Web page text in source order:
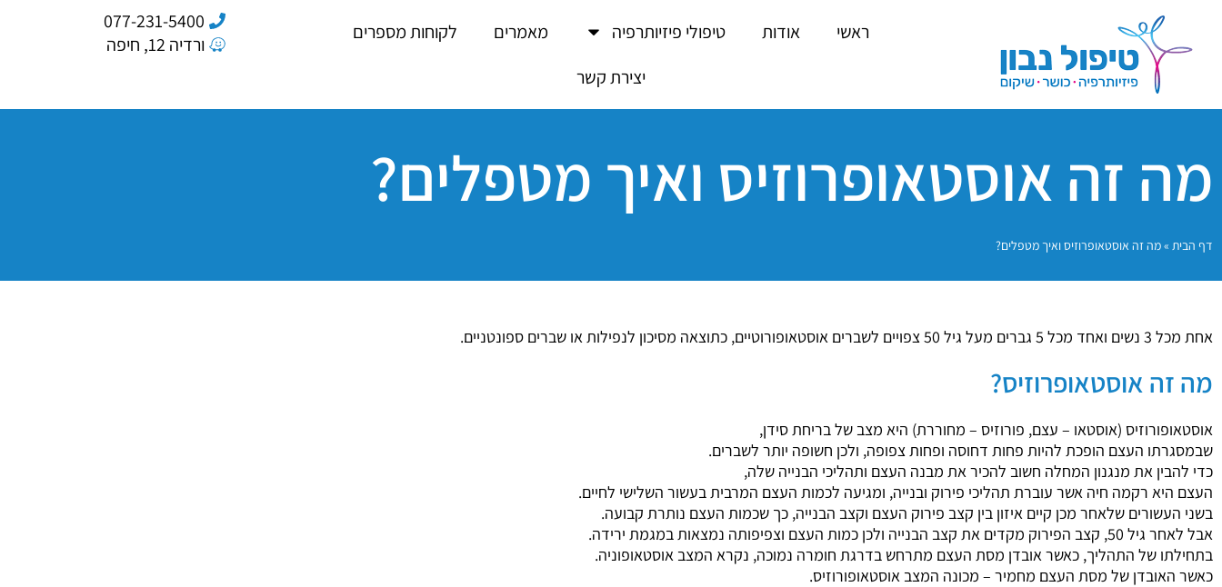
ראשי אודות טיפולי פיזיותרפיה מאמרים
לקוחות מספרים
יצירת קשר
077-231-5400
ורדיה 12, חיפה
מה זה אוסטאופרוזיס ואיך מטפלים?
דף הבית »מה זה אוסטאופרוזיס ואיך מטפלים?
אחת מכל 3 נשים ואחד מכל 5 גברים מעל גיל 50 צפויים לשברים אוסטאופורוטיים, כתוצאה מסיכון לנפילות או שברים ספונטניים.
מה זה אוסטאופרוזיס?
אוסטאופורוזיס (אוסטאו – עצם, פורוזיס – מחוררת) היא מצב של בריחת סידן,
שבמסגרתו העצם הופכת להיות פחות דחוסה ופחות צפופה, ולכן חשופה יותר לשברים.
כדי להבין את מנגנון המחלה חשוב להכיר את מבנה העצם ותהליכי הבנייה שלה,
העצם היא רקמה חיה אשר עוברת תהליכי פירוק ובנייה, ומגיעה לכמות העצם המרבית בעשור השלישי לחיים.
בשני העשורים שלאחר מכן קיים איזון בין קצב פירוק העצם וקצב הבנייה, כך שכמות העצם נותרת קבועה.
אבל לאחר גיל 50, קצב הפירוק מקדים את קצב הבנייה ולכן כמות העצם וצפיפותה נמצאות במגמת ירידה.
בתחילתו של התהליך, כאשר אובדן מסת העצם מתרחש בדרגת חומרה נמוכה, נקרא המצב אוסטאופוניה.
כאשר האובדן של מסת העצם מחמיר – מכונה המצב אוסטאופורוזיס.